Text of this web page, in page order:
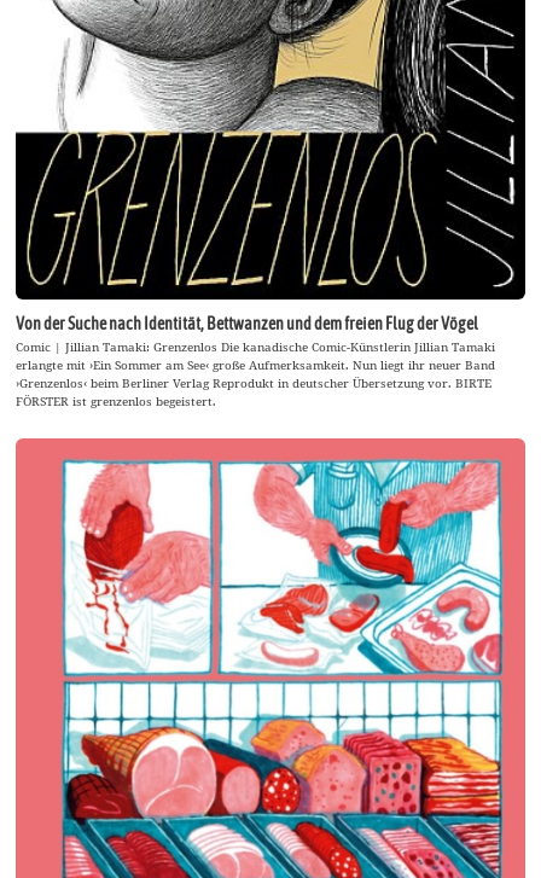
Von der Suche nach Identität, Bettwanzen und dem freien Flug der Vögel
Comic | Jillian Tamaki: Grenzenlos Die kanadische Comic-Künstlerin Jillian Tamaki
erlangte mit ›Ein Sommer am See‹ große Aufmerksamkeit. Nun liegt ihr neuer Band
›Grenzenlos‹ beim Berliner Verlag Reprodukt in deutscher Übersetzung vor. BIRTE
FÖRSTER ist grenzenlos begeistert.